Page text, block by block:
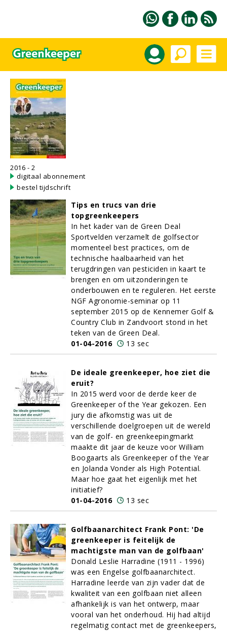
2016 - 2
digitaal abonnement
bestel tijdschrift
Tips en trucs van drie
topgreenkeepers
In het kader van de Green Deal
Sportvelden verzamelt de golfsector
momenteel best practices, om de
technische haalbaarheid van het
terugdringen van pesticiden in kaart te
brengen en om uitzonderingen te
onderbouwen en te reguleren. Het eerste
NGF Agronomie-seminar op 11
september 2015 op de Kennemer Golf &
Country Club in Zandvoort stond in het
teken van de Green Deal.
01-04-2016
13 sec
De ideale greenkeeper, hoe ziet die
eruit?
In 2015 werd voor de derde keer de
Greenkeeper of the Year gekozen. Een
jury die afkomstig was uit de
verschillende doelgroepen uit de wereld
van de golf- en greenkeepingmarkt
maakte dit jaar de keuze voor William
Boogaarts als Greenkeeper of the Year
en Jolanda Vonder als High Potential.
Maar hoe gaat het eigenlijk met het
initiatief?
01-04-2016
13 sec
Golfbaanarchitect Frank Pont: 'De
greenkeeper is feitelijk de
machtigste man van de golfbaan'
Donald Leslie Harradine (1911 - 1996)
was een Engelse golfbaanarchitect.
Harradine leerde van zijn vader dat de
kwaliteit van een golfbaan niet alleen
afhankelijk is van het ontwerp, maar
vooral van het onderhoud. Hij had altijd
regelmatig contact met de greenkeepers,